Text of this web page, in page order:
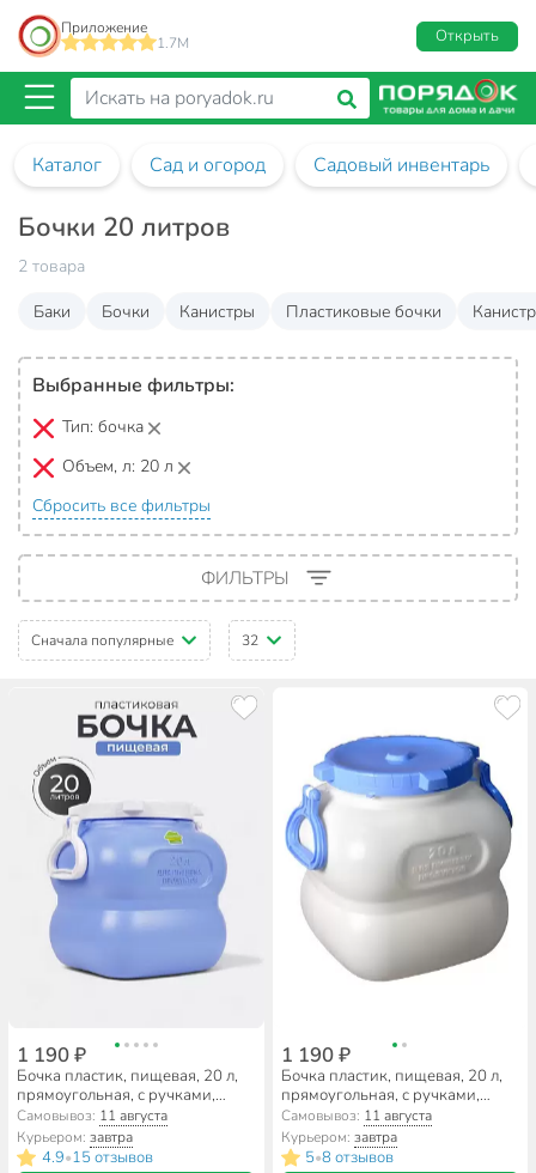
Приложение
1.7M
Открыть
Каталог Сад и огород Садовый инвентарь
Бочки 20 литров
2 товара
Баки
Бочки Канистры Пластиковые бочки
Выбранные фильтры:
Тип: бочка
Объем, л: 20 л
Сбросить все фильтры
ФИЛЬТРЫ
Сначала популярные 32
1 190 ₽
Бочка пластик, пищевая, 20 л,
прямоугольная, с ручками,
фиолетовая, С908ФИЛ, Гранде,
Martika
Самовывоз: 11 августа
Курьером:завтра
4.9•15 отзывов
1 190 ₽
Бочка пластик, пищевая, 20 л,
прямоугольная, с ручками,
белая, С908БЕЛ, Гранде,
Martika
Самовывоз: 11 августа
Курьером: завтра
5•8 отзывов